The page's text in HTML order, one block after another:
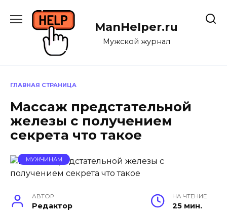
содержанию
ManHelper.ru
Мужской журнал
ГЛАВНАЯ СТРАНИЦА
Массаж предстательной
железы с получением
секрета что такое
МУЖЧИНАМ
АВТОР
Редактор
НА ЧТЕНИЕ
25 мин.